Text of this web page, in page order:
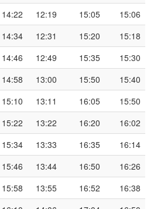
14:22 12:19 15:05
15:06
14:34 12:31 15:20
15:18
14:46 12:49 15:35
15:30
14:58 13:00 15:50
15:40
15:10 13:11 16:05
15:50
15:22 13:22 16:20
16:02
15:34 13:33 16:35
16:14
15:46 13:44 16:50
16:26
15:58 13:55 16:52
16:38